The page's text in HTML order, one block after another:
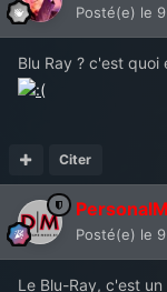
Posté(e) le
Blu Ray ? c'est
Citer
Posté(e) le
Le Blu-Ray, c'est